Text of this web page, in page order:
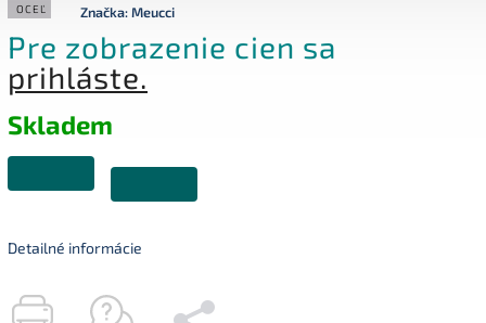
OCEĽ Značka:Meucci
Pre zobrazenie cien sa
prihláste.
Skladem
Detailné informácie